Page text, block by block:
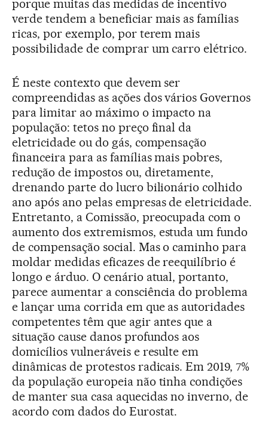
porque muitas das medidas de incentivo
verde tendem a beneficiar mais as famílias
ricas, por exemplo, por terem mais
possibilidade de comprar um carro elétrico.
É neste contexto que devem ser
compreendidas as ações dos vários Governos
para limitar ao máximo o impacto na
população: tetos no preço final da
eletricidade ou do gás, compensação
financeira para as famílias mais pobres,
redução de impostos ou, diretamente,
drenando parte do lucro bilionário colhido
ano após ano pelas empresas de eletricidade.
Entretanto, a Comissão, preocupada com o
aumento dos extremismos, estuda um fundo
de compensação social. Mas o caminho para
moldar medidas eficazes de reequilíbrio é
longo e árduo. O cenário atual, portanto,
parece aumentar a consciência do problema
e lançar uma corrida em que as autoridades
competentes têm que agir antes que a
situação cause danos profundos aos
domicílios vulneráveis e resulte em
dinâmicas de protestos radicais. Em 2019, 7%
da população europeia não tinha condições
de manter sua casa aquecidas no inverno, de
acordo com dados do Eurostat.